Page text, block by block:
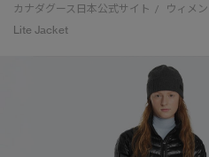
ディスカバー
アンバサダー
スプリングコレクショ
新着アイテム
ベストセラー
FW26コレクション
新着アイテム
ベストセラー
FW26コレクション
ベビー（0‐24ヵ月)
キッズ（2‐7歳)
ユース（6＋歳)
CANADA GOOSE
ウェアの下取り・
カナダグース日本公式サイト / ウィメ
Lite Jacket